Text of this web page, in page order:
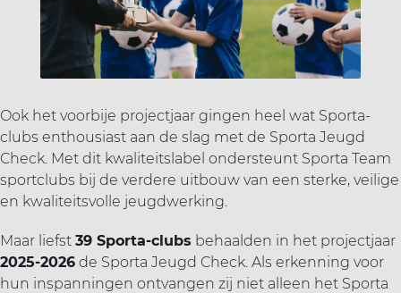
voor iedereen
sporten
Ook het voorbije projectjaar gingen heel wat Sporta-
clubs enthousiast aan de slag met de Sporta Jeugd
Check. Met dit kwaliteitslabel ondersteunt Sporta Team
sportclubs bij de verdere uitbouw van een sterke, veilige
en kwaliteitsvolle jeugdwerking.
Maar liefst 39 Sporta-clubs behaalden in het projectjaar
2025-2026 de Sporta Jeugd Check. Als erkenning voor
hun inspanningen ontvangen zij niet alleen het Sporta